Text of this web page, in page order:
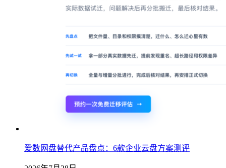
爱数网盘替代产品盘点：6款企业云盘方案测评